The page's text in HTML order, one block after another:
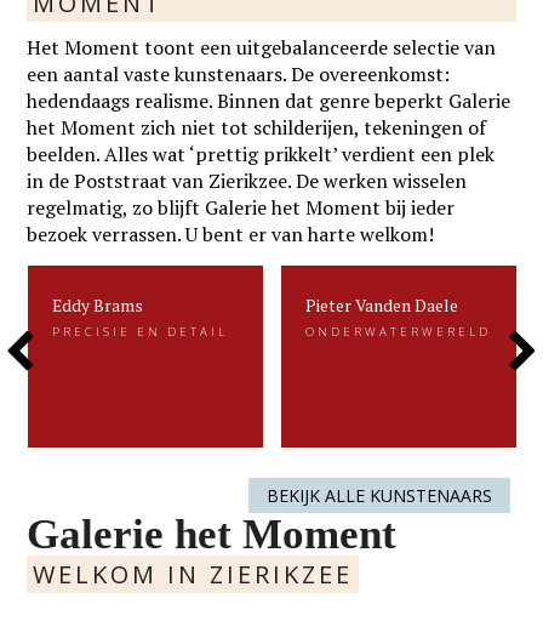
Het Moment toont een uitgebalanceerde selectie van
een aantal vaste kunstenaars. De overeenkomst:
hedendaags realisme. Binnen dat genre beperkt Galerie
het Moment zich niet tot schilderijen, tekeningen of
beelden. Alles wat ‘prettig prikkelt’ verdient een plek
in de Poststraat van Zierikzee. De werken wisselen
regelmatig, zo blijft Galerie het Moment bij ieder
bezoek verrassen. U bent er van harte welkom!
Eddy Brams
PRECISIE EN DETAIL
Pieter Vanden Daele
ONDERWATERWERELD
Pieter Vanden Daele
Next
BEKIJK ALLE KUNSTENAARS
Galerie het Moment
WELKOM IN ZIERIKZEE